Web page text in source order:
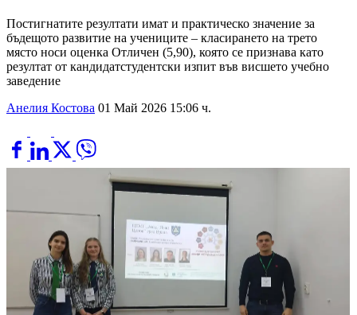
Постигнатите резултати имат и практическо значение за
бъдещото развитие на учениците – класирането на трето
място носи оценка Отличен (5,90), която се признава като
резултат от кандидатстудентски изпит във висшето учебно
заведение
Анелия Костова 01 Май 2026 15:06 ч.